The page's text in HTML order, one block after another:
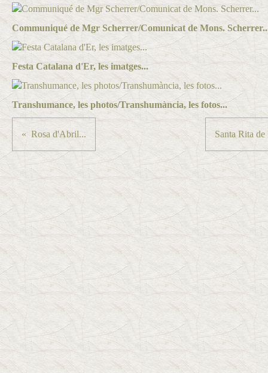
Communiqué de Mgr Scherrer/Comunicat de Mons.
Festa Catalana d'Er, les imatges...
Transhumance, les photos/Transhumància, les fotos...
Rosa d'Abril... Santa Rita